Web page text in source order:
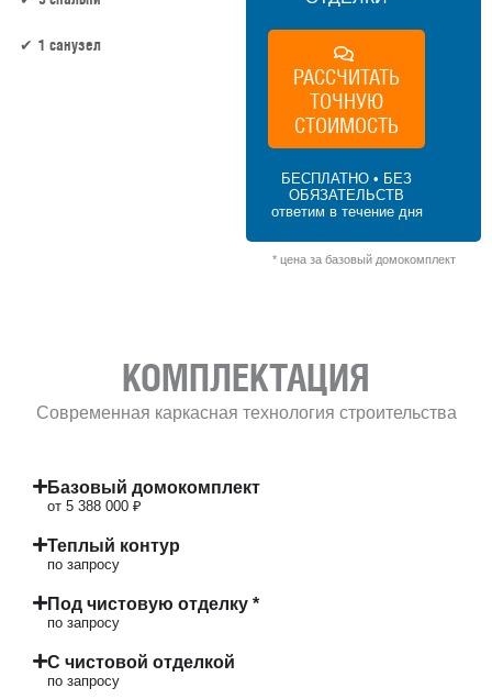
1 санузел
РАССЧИТАТЬ
ТОЧНУЮ
СТОИМОСТЬ
БЕСПЛАТНО • БЕЗ
ОБЯЗАТЕЛЬСТВ
ответим в течение дня
* цена за базовый домокомплект
КОМПЛЕКТАЦИЯ
Современная каркасная технология строительства
Базовый домокомплект
от 5 388 000 ₽
Теплый контур
по запросу
Под чистовую отделку *
по запросу
С чистовой отделкой
по запросу